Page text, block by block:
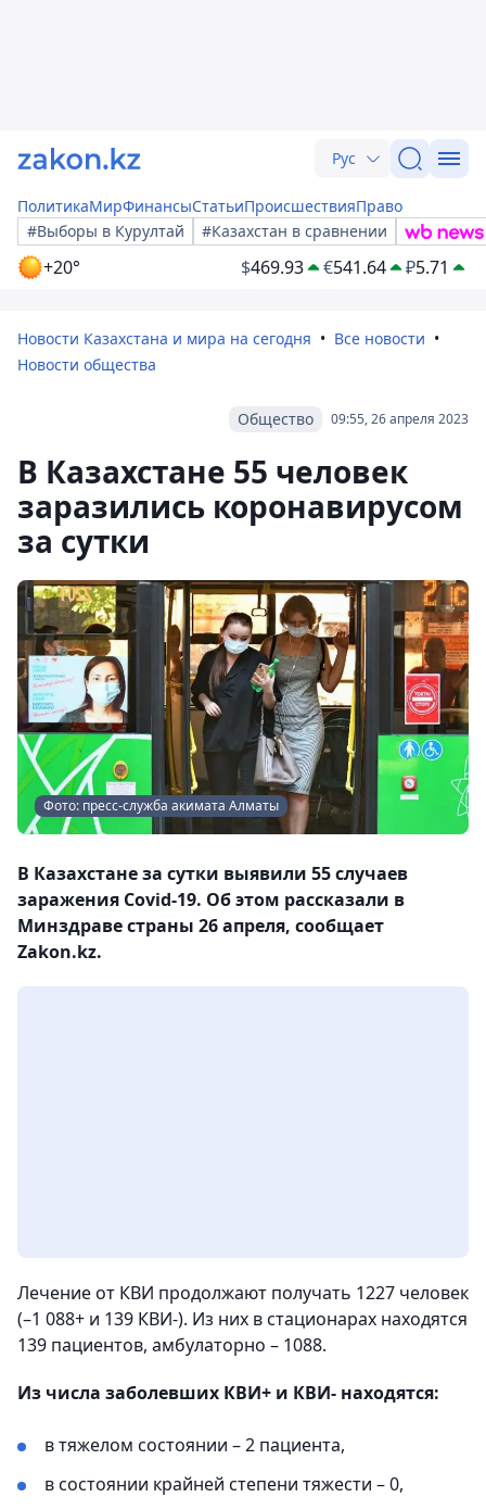
Рус
ПолитикаМирФинансыСтатьиПроисшествияПраво
#Выборы в Курултай
#Казахстан в сравнении
+20° $469.93 €541.64 ₽5.71
Новости Казахстана и мира на сегодня
Все новости
Новости общества
09:55, 26 апреля 2023
Общество
В Казахстане 55 человек
заразились коронавирусом
за сутки
Фото: пресс-служба акимата Алматы
В Казахстане за сутки выявили 55 случаев
заражения Covid-19. Об этом рассказали в
Минздраве страны 26 апреля, сообщает
Zakon.kz.
Лечение от КВИ продолжают получать 1227 человек
(–1 088+ и 139 КВИ-). Из них в стационарах находятся
139 пациентов, амбулаторно – 1088.
Из числа заболевших КВИ+ и КВИ- находятся:
в тяжелом состоянии – 2 пациентa,
в состоянии крайней степени тяжести – 0,